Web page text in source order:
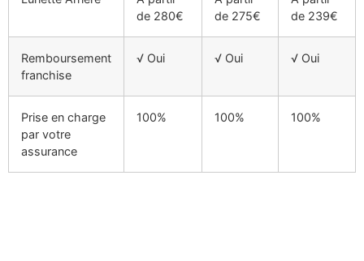
de 280€
de 275€
de 239€
Remboursement
franchise
√ Oui √ Oui √ Oui
Prise en charge
par votre
assurance
100% 100% 100%